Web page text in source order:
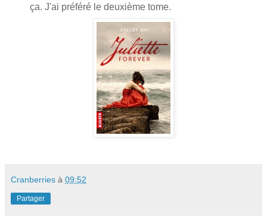
ça. J'ai préféré le deuxième tome.
Cranberries à 09:52
Partager